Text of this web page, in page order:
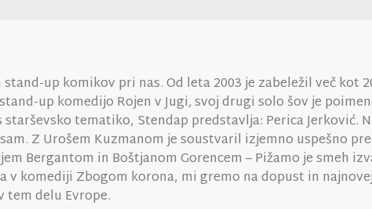
up komikov pri nas. Od leta 2003 je zabeležil več kot
up komedijo Rojen v Jugi,svoj drugi solo šov je
tematiko, Stendap predstavlja: Perica Jerković.
Z Urošem Kuzmanom je soustvaril izjemno uspešno
Bergantom in Boštjanom Gorencem – Pižamo je smeh
komediji Zbogom korona, mi gremo na dopust in
tem delu Evrope.